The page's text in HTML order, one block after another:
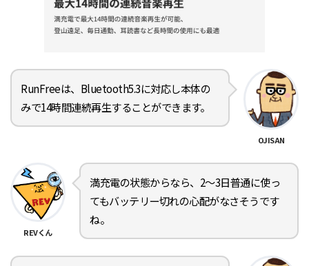
RunFreeは、Bluetooth5.3に対応し本体の
みで14時間連続再生することができます。
OJISAN
REVくん
満充電の状態からなら、2〜3日普通に使っ
てもバッテリー切れの心配がなさそうです
ね。